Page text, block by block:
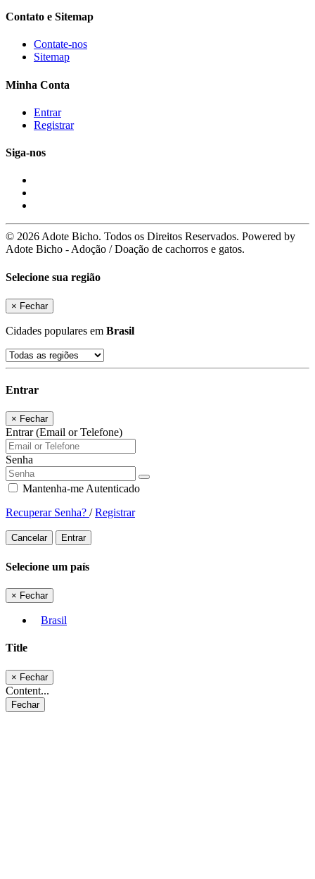
Contato e Sitemap
Contate-nos
Sitemap
Minha Conta
Entrar
Registrar
Siga-nos
© 2026 Adote Bicho. Todos os Direitos Reservados. Powered by
Adote Bicho - Adoção / Doação de cachorros e gatos.
Selecione sua região
× Fechar
Cidades populares em Brasil
Entrar
× Fechar
Entrar (Email or Telefone)
Senha
Mantenha-me Autenticado
Recuperar Senha? /Registrar
Cancelar Entrar
Selecione um país
× Fechar
Brasil
Title
× Fechar
Content...
Fechar